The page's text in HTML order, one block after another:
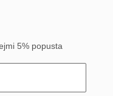
5% popusta